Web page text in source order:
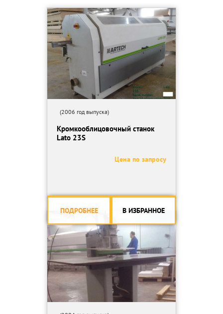
(2006 год выпуска)
Кромкооблицовочный станок
Lato 23S
Цена по запросу
ПОДРОБНЕЕ В ИЗБРАННОЕ